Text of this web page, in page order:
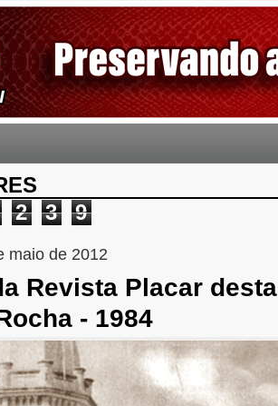
2 3 9
maio de 2012
Revista Placar
- 1984